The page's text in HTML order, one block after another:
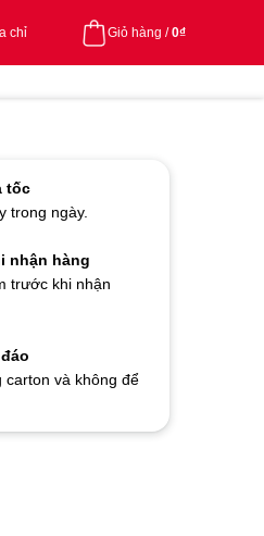
chỉ Giỏ hàng /0₫
tốc
trong ngày.
nhận hàng
trước khi nhận
carton và không để